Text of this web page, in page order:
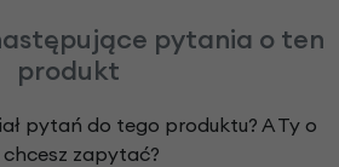
pytania o ten
produkt
pytań do tego produktu? A Ty o
chcesz zapytać?